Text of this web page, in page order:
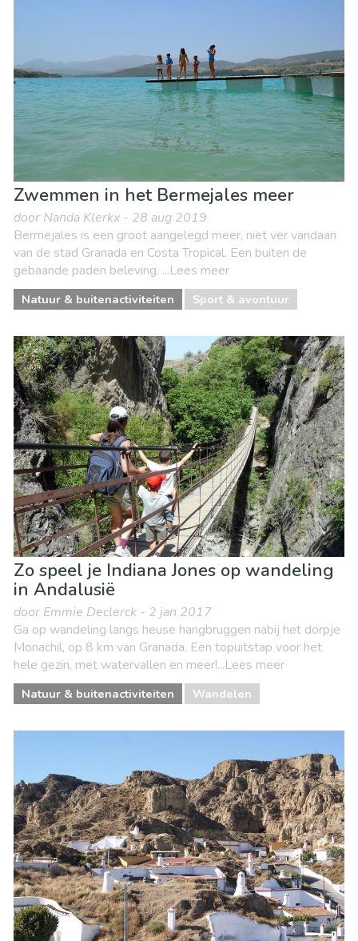
Zwemmen in het Bermejales meer
door Nanda Klerkx - 28 aug 2019
Bermejales is een groot aangelegd meer, niet ver vandaan
van de stad Granada en Costa Tropical. Een buiten de
gebaande paden beleving. ...Lees meer
Natuur & buitenactiviteiten Sport & avontuur
Zo speel je Indiana Jones op wandeling
in Andalusië
door Emmie Declerck - 2 jan 2017
Ga op wandeling langs heuse hangbruggen nabij het dorpje
Monachil, op 8 km van Granada. Een topuitstap voor het
hele gezin, met watervallen en meer!...Lees meer
Natuur & buitenactiviteiten Wandelen